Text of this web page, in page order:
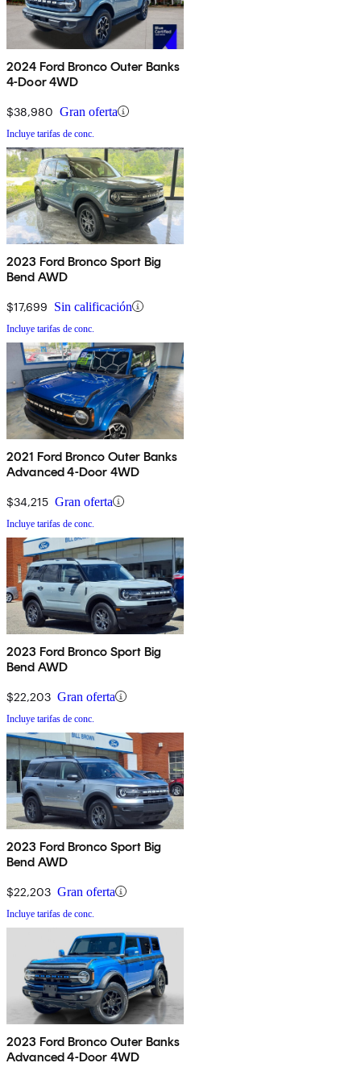
2024 Ford Bronco Outer Banks
4-Door 4WD
$38,980 Gran oferta
Incluye tarifas de conc.
2023 Ford Bronco Sport Big
Bend AWD
$17,699 Sin calificación
Incluye tarifas de conc.
2021 Ford Bronco Outer Banks
Advanced 4-Door 4WD
$34,215 Gran oferta
Incluye tarifas de conc.
2023 Ford Bronco Sport Big
Bend AWD
$22,203 Gran oferta
Incluye tarifas de conc.
2023 Ford Bronco Sport Big
Bend AWD
$22,203 Gran oferta
Incluye tarifas de conc.
2023 Ford Bronco Outer Banks
Advanced 4-Door 4WD